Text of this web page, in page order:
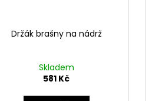
Držák brašny na nádrž
Skladem
581 Kč